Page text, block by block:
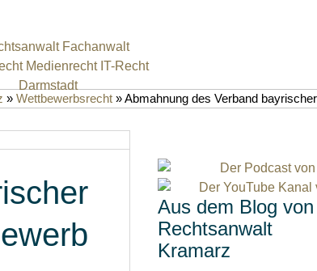
» Wettbewerbsrecht »Abmahnung des Verband
Aus dem Blog von
Rechtsanwalt
Kramarz